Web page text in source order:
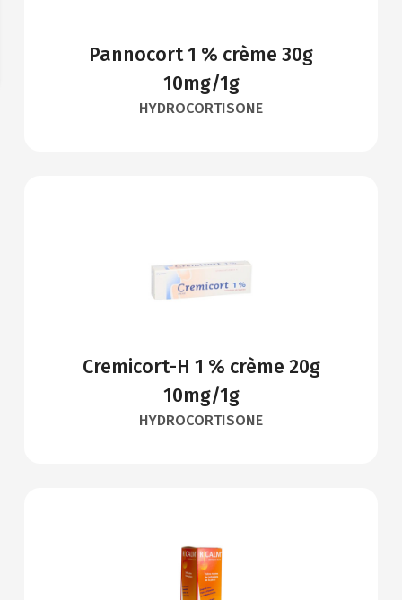
Pannocort 1 % crème 30g
10mg/1g
HYDROCORTISONE
Cremicort-H 1 % crème 20g
10mg/1g
HYDROCORTISONE